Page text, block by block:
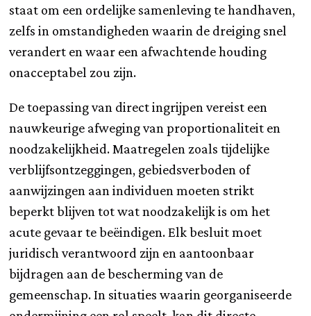
staat om een ordelijke samenleving te handhaven,
zelfs in omstandigheden waarin de dreiging snel
verandert en waar een afwachtende houding
onacceptabel zou zijn.
De toepassing van direct ingrijpen vereist een
nauwkeurige afweging van proportionaliteit en
noodzakelijkheid. Maatregelen zoals tijdelijke
verblijfsontzeggingen, gebiedsverboden of
aanwijzingen aan individuen moeten strikt
beperkt blijven tot wat noodzakelijk is om het
acute gevaar te beëindigen. Elk besluit moet
juridisch verantwoord zijn en aantoonbaar
bijdragen aan de bescherming van de
gemeenschap. In situaties waarin georganiseerde